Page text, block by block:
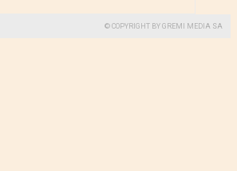
© COPYRIGHT BY GREMI MEDIA SA